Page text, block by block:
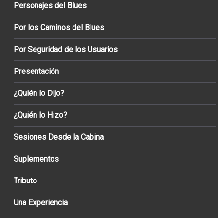
Personajes del Blues
Por los Caminos del Blues
Por Seguridad de los Usuarios
Presentación
¿Quién lo Dijo?
¿Quién lo Hizo?
Sesiones Desde la Cabina
Suplementos
Tributo
Una Experiencia